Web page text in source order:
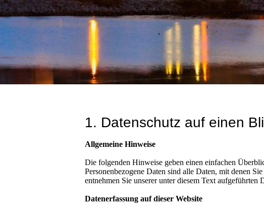
1. Datenschutz auf einen
Allgemeine Hinweise
Die folgenden Hinweise geben einen einfachen
Personenbezogene Daten sind alle Daten, mit denen
entnehmen Sie unserer unter diesem Text aufgeführten
Datenerfassung auf dieser Website